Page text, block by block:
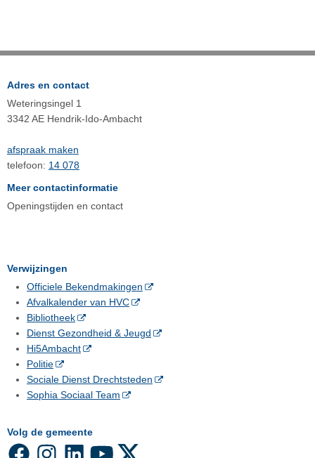
Adres en contact
Weteringsingel 1
3342 AE Hendrik-Ido-Ambacht
afspraak maken
telefoon: 14 078
Meer contactinformatie
Openingstijden en contact
Verwijzingen
Officiele Bekendmakingen
Afvalkalender van HVC
Bibliotheek
Dienst Gezondheid & Jeugd
Hi5Ambacht
Politie
Sociale Dienst Drechtsteden
Sophia Sociaal Team
Volg de gemeente